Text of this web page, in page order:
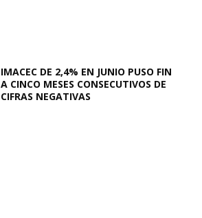
IMACEC DE 2,4% EN JUNIO PUSO FIN
A CINCO MESES CONSECUTIVOS DE
CIFRAS NEGATIVAS